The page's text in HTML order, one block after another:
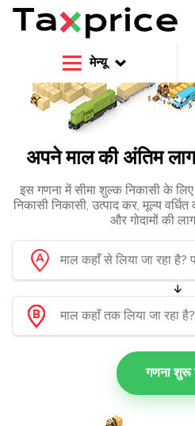
मेन्यू
अपने माल की अंतिम
इस गणना में सीमा शुल्क निकासी के लिए
निकासी निकासी, उत्पाद कर, मूल्य
और गोदामों की
गणना शुरू